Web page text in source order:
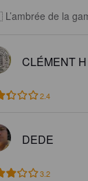
de la
CLÉMENT H
2.4
DEDE
3.2